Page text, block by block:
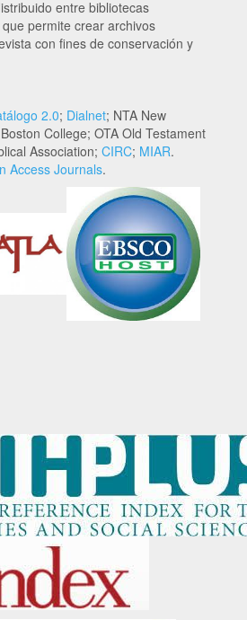
entre bibliotecas
permite crear archivos
con fines de conservación y
2.0; Dialnet; NTA New
College; OTA Old Testament
Association; CIRC; MIAR.
Access Journals.